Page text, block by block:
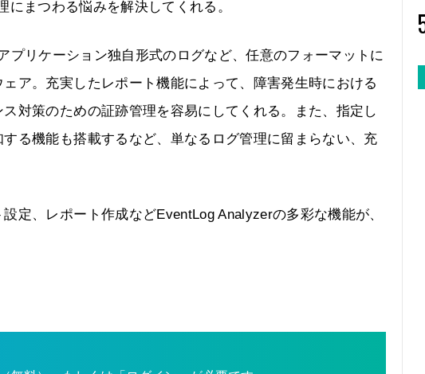
まつわる悩みを解決してくれる。
リケーション独自形式のログなど、任意のフォーマットに
ア。充実したレポート機能によって、障害発生時における
対策のための証跡管理を容易にしてくれる。また、指定し
る機能も搭載するなど、単なるログ管理に留まらない、充
定、レポート作成などEventLog Analyzerの多彩な機能が、